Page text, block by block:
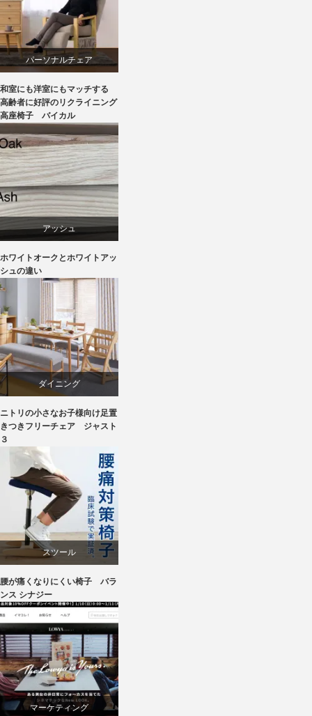
パーソナルチェア
ラバー
リクライニングチェア
椅子
和室にも洋室にもマッチする
高齢者に好評のリクライニング
高座椅子 バイカル
アッシュ
ホワイトオークとホワイトアッ
シュの違い
ダイニング
ニトリ
ラバー
成形合板
椅子
ニトリの小さなお子様向け足置
きつきフリーチェア ジャスト
３
スツール
ワークチェア
腰が痛くなりにくい椅子 バラ
ンス シナジー
マーケティング